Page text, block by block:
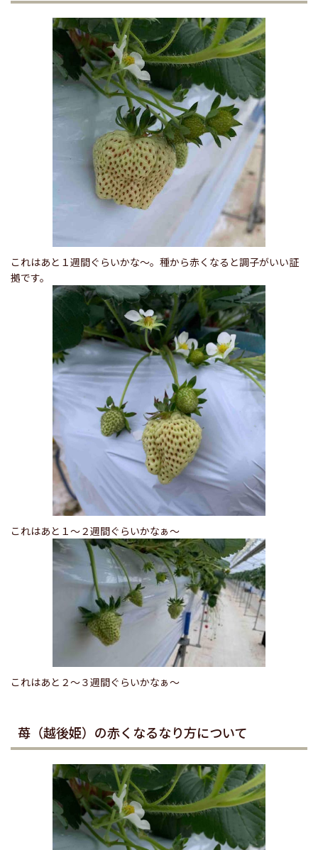
これはあと１週間ぐらいかな〜。種から赤くなると調子がいい証
拠です。
これはあと１〜２週間ぐらいかなぁ〜
これはあと２〜３週間ぐらいかなぁ〜
苺（越後姫）の赤くなるなり方について